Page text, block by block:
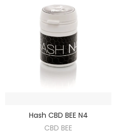
Hash CBD BEE N4
CBD BEE